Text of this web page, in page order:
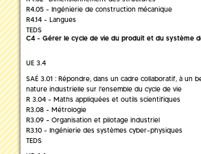
R4.05 - Ingénierie de construction mécanique
R4.14 - Langues
TEDS
C4 - Gérer le cycle de vie du produit et du système
UE 3.4
SAÉ 3.01 : Répondre, dans un cadre collaboratif, à un
nature industrielle sur l'ensemble du cycle de vie
R 3.04 - Maths appliquées et outils scientifiques
R3.08 - Métrologie
R3.09 – Organisation et pilotage industriel
R3.10 - Ingénierie des systèmes cyber-physiques
TEDS